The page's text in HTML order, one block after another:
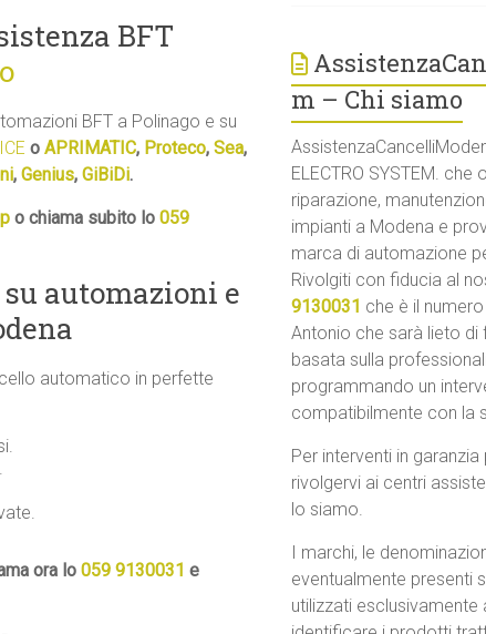
BFT
BFT a Polinago e su
o APRIMATIC, Proteco, Sea,
, Genius, GiBiDi.
o chiama subito lo 059
automazioni e
automatico in perfette
ora lo 059 9130031 e
m – Chi siamo
ELECTRO SYSTEM. che
riparazione,
impianti a Modena e
marca di automazione
Rivolgiti con fiducia al
9130031 che è il
Antonio che sarà lieto di
basata sulla
programmando un
compatibilmente con la
Per interventi in
rivolgervi ai centri
lo siamo.
I marchi, le
eventualmente presenti
utilizzati